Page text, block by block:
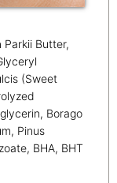
Butter,
(Sweet
Borago
Pinus
BHA, BHT